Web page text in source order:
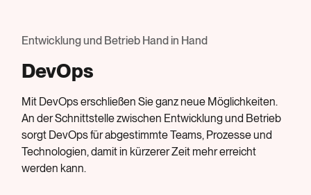
Entwicklung und Betrieb Hand in Hand
DevOps
Mit DevOps erschließen Sie ganz neue Möglichkeiten.
An der Schnittstelle zwischen Entwicklung und Betrieb
sorgt DevOps für abgestimmte Teams, Prozesse und
Technologien, damit in kürzerer Zeit mehr erreicht
werden kann.